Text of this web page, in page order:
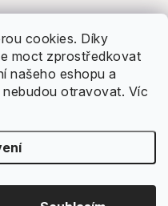
cookies. Díky
moct zprostředkovat
našeho eshopu a
nebudou otravovat. Víc